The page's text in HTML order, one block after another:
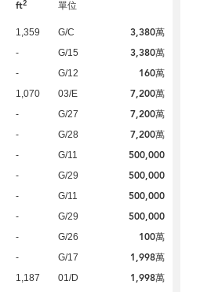
ft2
單位
1,359 G/C 3,380萬
- G/15 3,380萬
- G/12 160萬
1,070 03/E 7,200萬
- G/27 7,200萬
- G/28 7,200萬
- G/11 500,000
- G/29 500,000
- G/11 500,000
- G/29 500,000
- G/26 100萬
- G/17 1,998萬
1,187 01/D 1,998萬